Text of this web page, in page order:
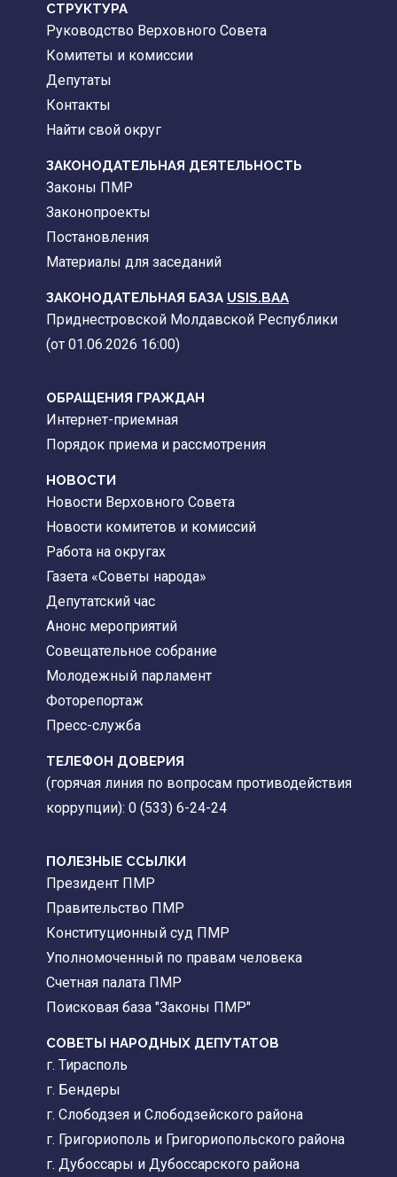
CТРУКТУРА
Руководство Верховного Совета
Комитеты и комиссии
Депутаты
Контакты
Найти свой округ
ЗАКОНОДАТЕЛЬНАЯ ДЕЯТЕЛЬНОСТЬ
Законы ПМР
Законопроекты
Постановления
Материалы для заседаний
ЗАКОНОДАТЕЛЬНАЯ БАЗА USIS.BAA
Приднестровской Молдавской Республики
(от 01.06.2026 16:00)
ОБРАЩЕНИЯ ГРАЖДАН
Интернет-приемная
Порядок приема и рассмотрения
НОВОСТИ
Новости Верховного Совета
Новости комитетов и комиссий
Работа на округах
Газета «Советы народа»
Депутатский час
Анонс мероприятий
Совещательное собрание
Молодежный парламент
Фоторепортаж
Пресс-служба
ТЕЛЕФОН ДОВЕРИЯ
(горячая линия по вопросам противодействия
коррупции): 0 (533) 6-24-24
ПОЛЕЗНЫЕ ССЫЛКИ
Президент ПМР
Правительство ПМР
Конституционный суд ПМР
Уполномоченный по правам человека
Счетная палата ПМР
Поисковая база "Законы ПМР"
СОВЕТЫ НАРОДНЫХ ДЕПУТАТОВ
г. Тирасполь
г. Бендеры
г. Слободзея и Слободзейского района
г. Григориополь и Григориопольского района
г. Дубоссары и Дубоссарского района